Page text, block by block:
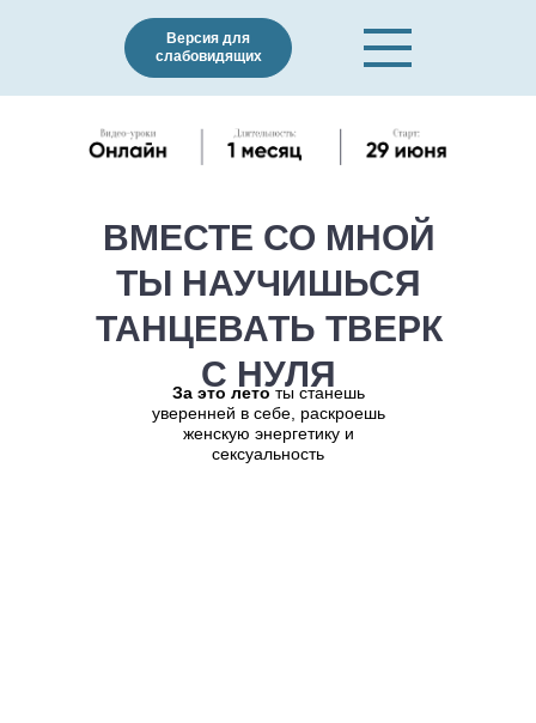
Версия для
слабовидящих
ВМЕСТЕ СО МНОЙ
ТЫ НАУЧИШЬСЯ
ТАНЦЕВАТЬ ТВЕРК
С НУЛЯ
За это летоты станешь
уверенней в себе, раскроешь
женскую энергетику и
сексуальность